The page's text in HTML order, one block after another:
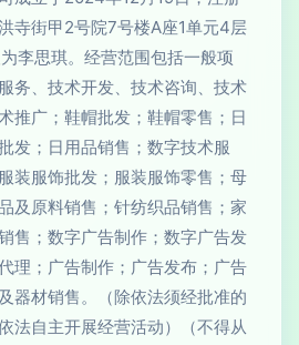
寺街甲2号院7号楼A座1单元4层
李思琪。经营范围包括一般项
务、技术开发、技术咨询、技术
推广；鞋帽批发；鞋帽零售；日
发；日用品销售；数字技术服
装服饰批发；服装服饰零售；母
及原料销售；针纺织品销售；家
售；数字广告制作；数字广告发
理；广告制作；广告发布；广告
器材销售。（除依法须经批准的
法自主开展经营活动）（不得从